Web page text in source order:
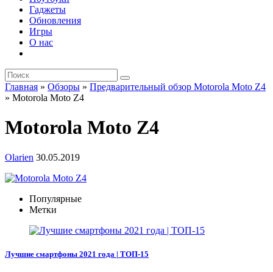
Гаджеты
Обновления
Игры
О нас
Главная » Обзоры » Предварительный обзор Motorola Moto Z4
» Motorola Moto Z4
Motorola Moto Z4
Olarien 30.05.2019
Популярные
Метки
Лучшие смартфоны 2021 года | ТОП-15